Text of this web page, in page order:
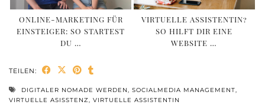
ONLINE-MARKETING FÜR
EINSTEIGER: SO STARTEST
DU …
VIRTUELLE ASSISTENTIN?
SO HILFT DIR EINE
WEBSITE …
TEILEN:
DIGITALER NOMADE WERDEN SOCIALMEDIA MANAGEMENT
VIRTUELLE ASISSTENZ
VIRTUELLE ASSISTENTIN